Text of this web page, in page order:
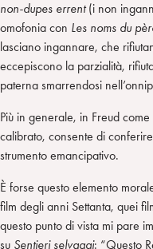
non-dupes errent(i non
omofonia con Les noms du
lasciano ingannare, che
eccepiscono la parzialità,
paterna smarrendosi
Più in generale, in Freud
calibrato, consente di
strumento emancipativo.
È forse questo elemento
film degli anni Settanta, quei
questo punto di vista mi pare
su Sentieri selvaggi: “Questo